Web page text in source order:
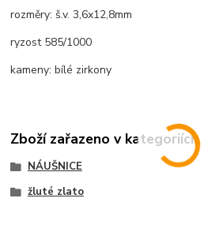
rozměry: š.v. 3,6x12,8mm
ryzost 585/1000
kameny: bílé zirkony
Zboží zařazeno v kategoriích
NÁUŠNICE
žluté zlato